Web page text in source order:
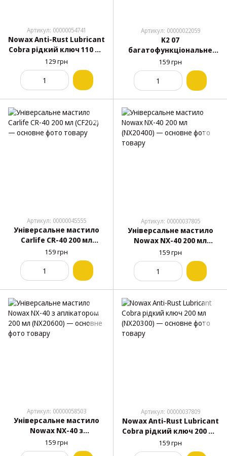
Артикул: 00000054741
Nowax Anti-Rust Lubricant
Cobra рідкий ключ 110 мл
(NX11300)
129 грн
Артикул: 00000022059
K2 07
багатофункціональне
мастило 150 мл
159 грн
Артикул: 00000045555
Універсальне мастило
Carlife CR-40 200 мл
(CF202)
159 грн
Артикул: 00000037805
Універсальне мастило
Nowax NX-40 200 мл
(NX20400)
159 грн
Артикул: 00000058503
Універсальне мастило
Nowax NX-40 з
аплікатором 200 мл
(NX20600)
159 грн
Артикул: 00000037809
Nowax Anti-Rust Lubricant
Cobra рідкий ключ 200 мл
(NX20300)
159 грн